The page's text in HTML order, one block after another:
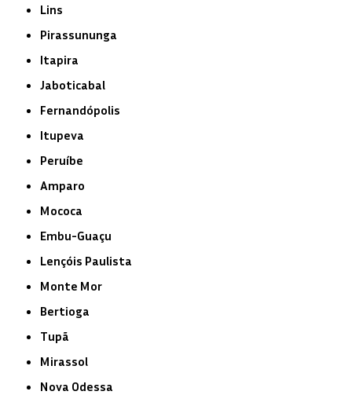
Lins
Pirassununga
Itapira
Jaboticabal
Fernandópolis
Itupeva
Peruíbe
Amparo
Mococa
Embu-Guaçu
Lençóis Paulista
Monte Mor
Bertioga
Tupã
Mirassol
Nova Odessa